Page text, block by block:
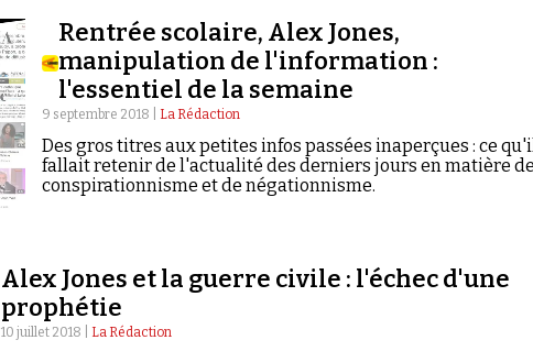
Rentrée scolaire, Alex Jones,
manipulation de l'information :
l'essentiel de la semaine
9 septembre 2018 | La Rédaction
Des gros titres aux petites infos passées inaperçues : ce qu'il
fallait retenir de l'actualité des derniers jours en matière de
conspirationnisme et de négationnisme.
Alex Jones et la guerre civile : l'échec d'une
prophétie
10 juillet 2018 | La Rédaction